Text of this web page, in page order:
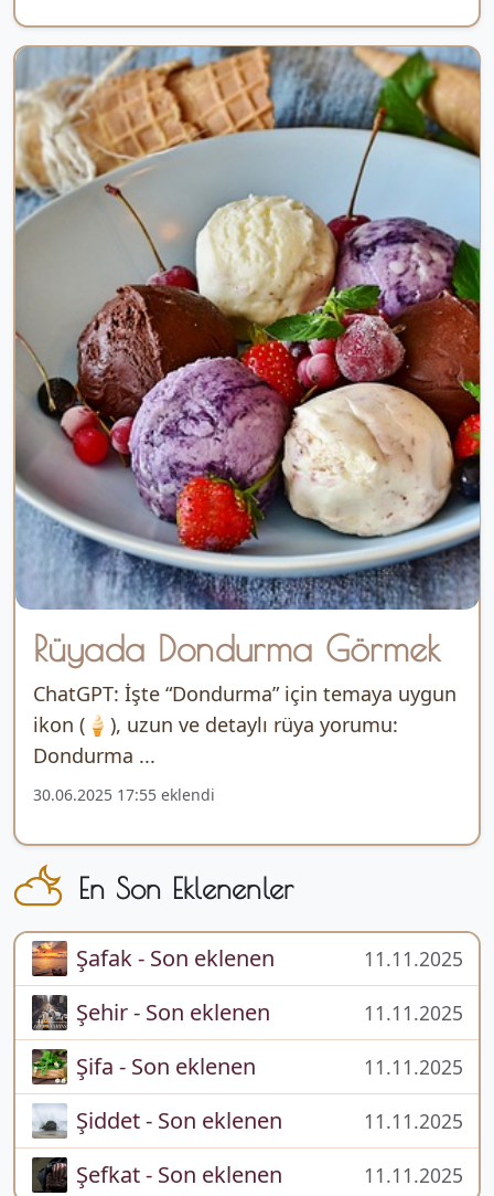
Rüyada Dondurma Görmek
ChatGPT: İşte “Dondurma” için temaya uygun
ikon (🍦), uzun ve detaylı rüya yorumu:
Dondurma ...
30.06.2025 17:55 eklendi
En Son Eklenenler
Şafak - Son eklenen 11.11.2025
Şehir - Son eklenen 11.11.2025
Şifa - Son eklenen 11.11.2025
Şiddet - Son eklenen 11.11.2025
Şefkat - Son eklenen 11.11.2025